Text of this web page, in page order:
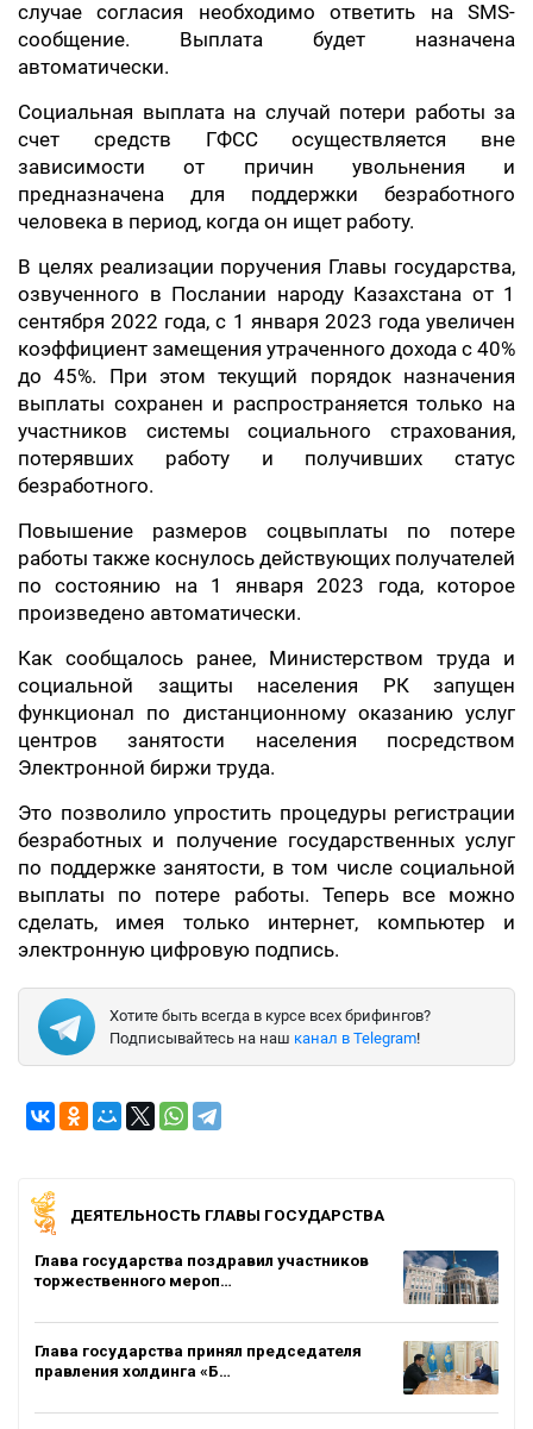
случае согласия необходимо ответить на SMS-
сообщение. Выплата будет назначена
автоматически.
Социальная выплата на случай потери работы за
счет средств ГФСС осуществляется вне
зависимости от причин увольнения и
предназначена для поддержки безработного
человека в период, когда он ищет работу.
В целях реализации поручения Главы государства,
озвученного в Послании народу Казахстана от 1
сентября 2022 года, с 1 января 2023 года увеличен
коэффициент замещения утраченного дохода с 40%
до 45%. При этом текущий порядок назначения
выплаты сохранен и распространяется только на
участников системы социального страхования,
потерявших работу и получивших статус
безработного.
Повышение размеров соцвыплаты по потере
работы также коснулось действующих получателей
по состоянию на 1 января 2023 года, которое
произведено автоматически.
Как сообщалось ранее, Министерством труда и
социальной защиты населения РК запущен
функционал по дистанционному оказанию услуг
центров занятости населения посредством
Электронной биржи труда.
Это позволило упростить процедуры регистрации
безработных и получение государственных услуг
по поддержке занятости, в том числе социальной
выплаты по потере работы. Теперь все можно
сделать, имея только интернет, компьютер и
электронную цифровую подпись.
Хотите быть всегда в курсе всех брифингов?
Подписывайтесь на наш канал в Telegram!
ДЕЯТЕЛЬНОСТЬ ГЛАВЫ ГОСУДАРСТВА
Глава государства поздравил участников
торжественного мероп…
Глава государства принял председателя
правления холдинга «Б…